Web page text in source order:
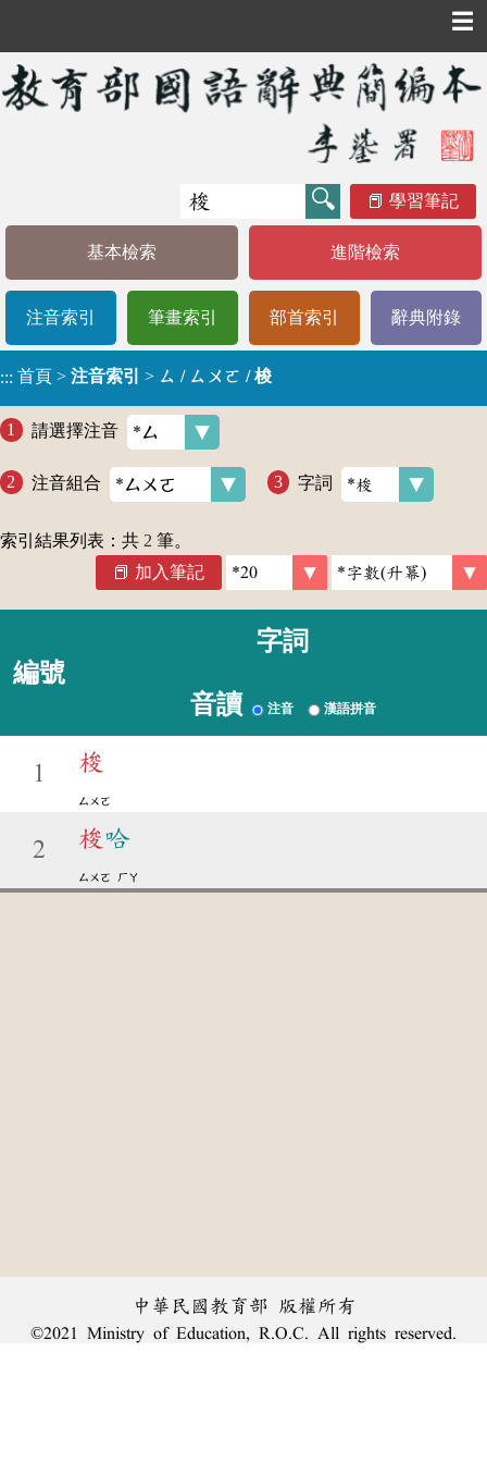
☰
學習筆記
基本檢索 進階檢索
注音索引 筆畫索引 部首索引 辭典附錄
::: 首頁 > 注音索引 > ㄙ / ㄙㄨㄛ / 梭
請選擇注音
注音組合 字詞
索引結果列表：共 2 筆。
加入筆記
編號
字詞
音讀 注音 漢語拼音
1 梭
ㄙㄨㄛ
2 梭哈
ㄙㄨㄛ ㄏㄚ
中華民國教育部 版權所有
©2021 Ministry of Education, R.O.C. All rights reserved.